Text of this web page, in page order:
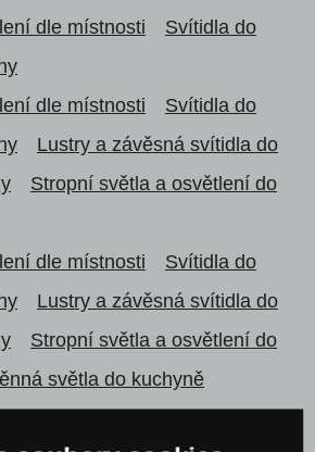
dle místnosti
Svítidla do
dle místnosti
Svítidla do
Lustry a závěsná svítidla do
Stropní světla a osvětlení do
dle místnosti
Svítidla do
Lustry a závěsná svítidla do
Stropní světla a osvětlení do
světla do kuchyně